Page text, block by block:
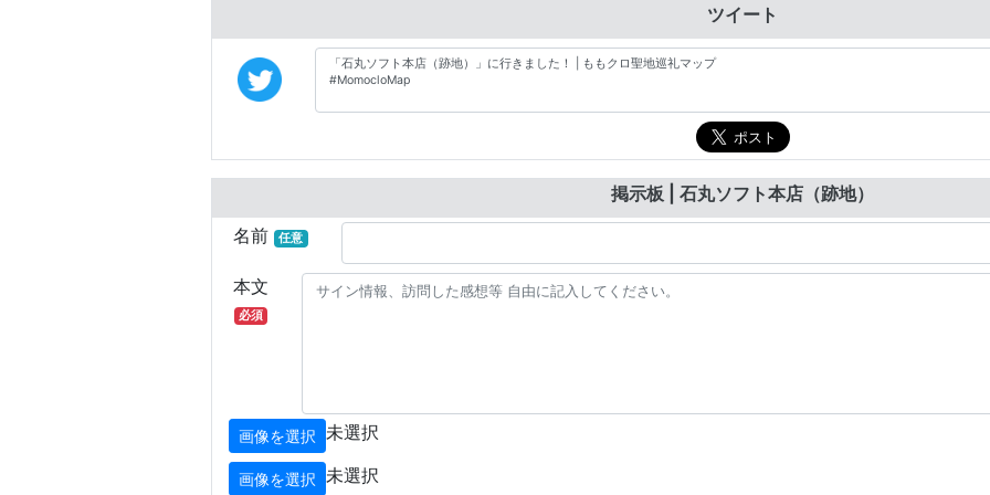
ツイート
掲示板 | 石丸ソフト本店（跡地）
名前
任意
本文
必須
画像を選択 未選択
画像を選択 未選択